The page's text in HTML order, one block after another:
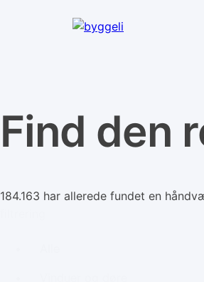
Find den
184.163 har allerede fundet en